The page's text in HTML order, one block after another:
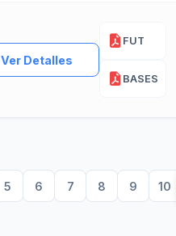
Ver Detalles
FUT
BASES
5 6 7 8 9 10